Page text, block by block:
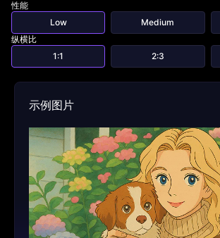
性能
Low
Medium
纵横比
1:1
2:3
示例图片